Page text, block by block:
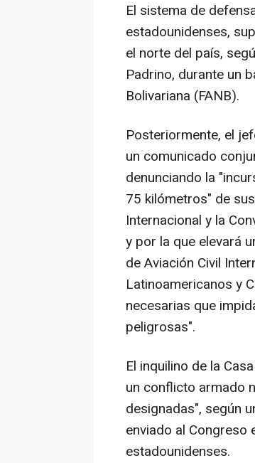
El sistema de
estadounidenses,
el norte del país,
Padrino, durante un
Bolivariana (FANB).
Posteriormente, el
un comunicado
denunciando la
75 kilómetros" de
Internacional y la
y por la que elevará
de Aviación Civil
Latinoamericanos y
necesarias que
peligrosas".
El inquilino de la
un conflicto armado
designadas", según
enviado al Congreso
estadounidenses.